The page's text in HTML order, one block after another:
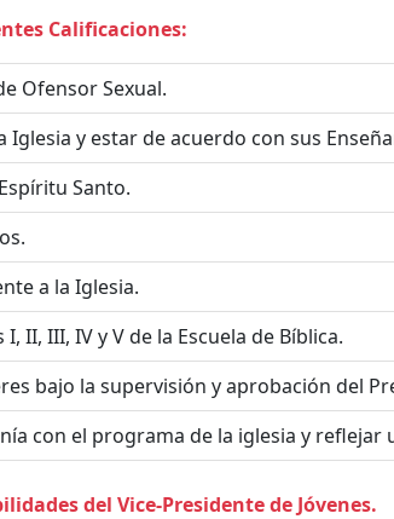
Calificaciones:
Ofensor Sexual.
Iglesia y estar de acuerdo con sus
Santo.
a la Iglesia.
II, III, IV y V de la Escuela de Bíblica.
bajo la supervisión y aprobación del
con el programa de la iglesia y
del Vice-Presidente de Jóvenes.